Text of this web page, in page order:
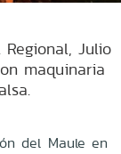
Julio
maquinaria
del Maule en